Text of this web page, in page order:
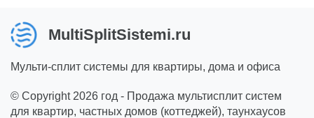
MultiSplitSistemi.ru
Мульти-сплит системы для квартиры, дома и офиса
© Copyright 2026 год - Продажа мультисплит систем
для квартир, частных домов (коттеджей), таунхаусов